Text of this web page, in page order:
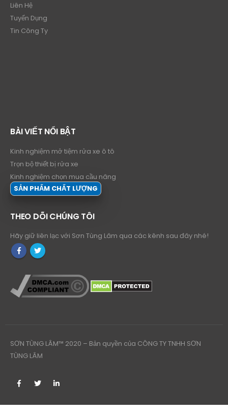
Liên Hệ
Tuyển Dụng
Tin Công Ty
BÀI VIẾT NỔI BẬT
Kinh nghiệm mở tiệm rửa xe ô tô
Trọn bộ thiết bị rửa xe
Kinh nghiệm chọn mua cầu nâng
SẢN PHẨM CHẤT LƯỢNG
THEO DÕI CHÚNG TÔI
Hãy giữ liên lạc với Sơn Tùng Lâm qua các kênh sau đây nhé!
SƠN TÙNG LÂM™ 2020 – Bản quyền của CÔNG TY TNHH SƠN
TÙNG LÂM